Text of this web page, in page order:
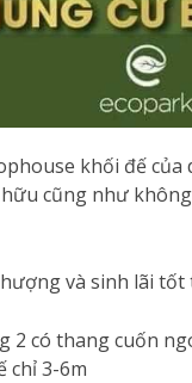
khối đế
cũng như
và sinh lãi
2 có thang cuốn
chỉ 3-6m